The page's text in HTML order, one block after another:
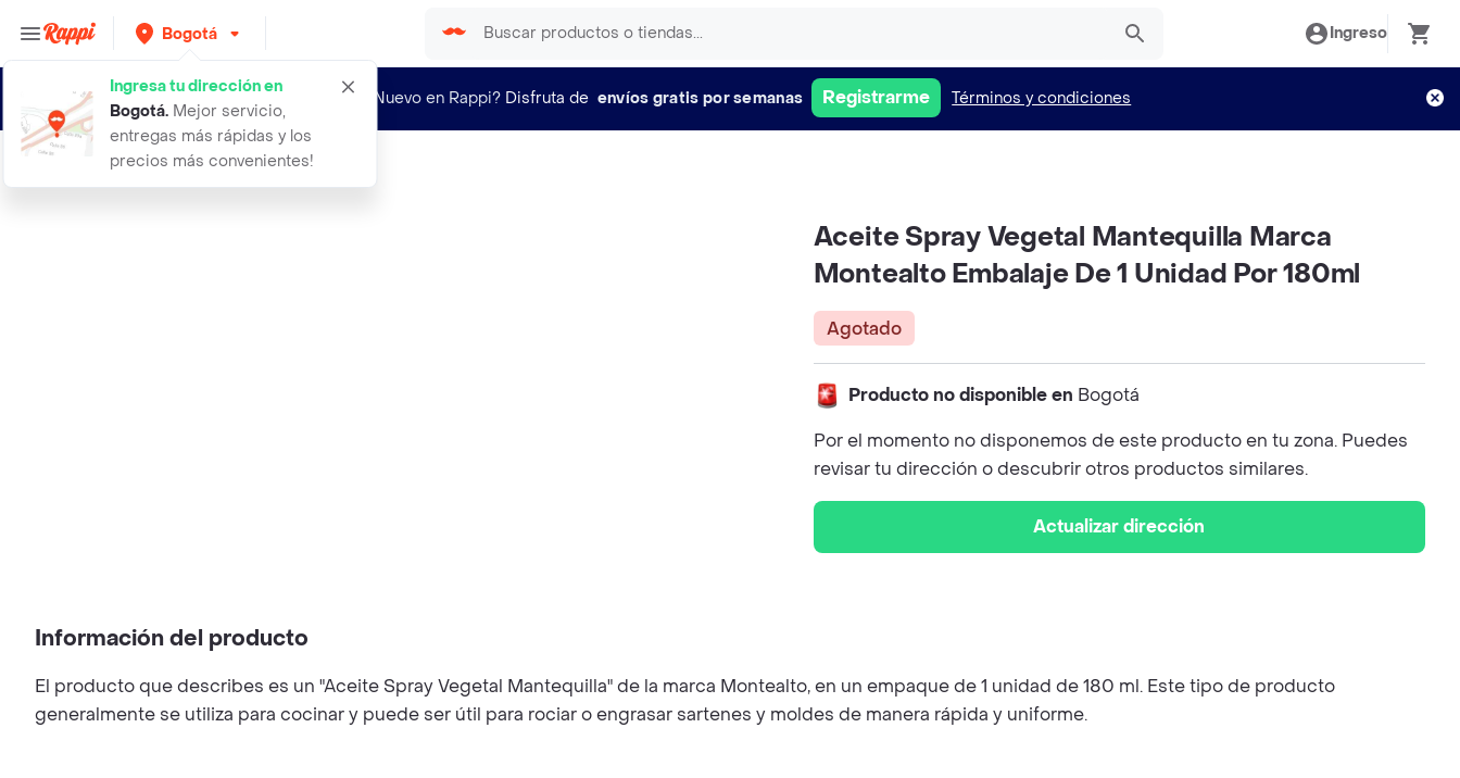
Bogotá
Ingresa tu dirección en
Bogotá. Mejor servicio,
entregas más rápidas y los
precios más convenientes!
Ingreso
¿Nuevo en Rappi? Disfruta de envíos gratis por semanas Registrarme Términos y condiciones
aceite spray vegetal mantequilla ma
Aceite Spray Vegetal Mantequilla Marca
Montealto Embalaje De 1 Unidad Por 180ml
Agotado
Producto no disponible en Bogotá
Por el momento no disponemos de este producto en tu zona. Puedes
revisar tu dirección o descubrir otros productos similares.
Actualizar dirección
Información del producto
El producto que describes es un "Aceite Spray Vegetal Mantequilla" de la marca Montealto, en un empaque de 1 unidad de 180 ml. Este tipo de producto
generalmente se utiliza para cocinar y puede ser útil para rociar o engrasar sartenes y moldes de manera rápida y uniforme.